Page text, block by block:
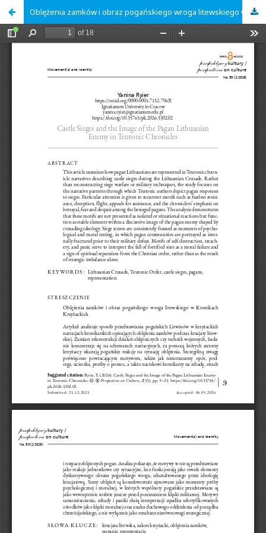
Oblężenia zamków i obraz pogańskiego wroga litewskiego w Kronikach Krzyżackich